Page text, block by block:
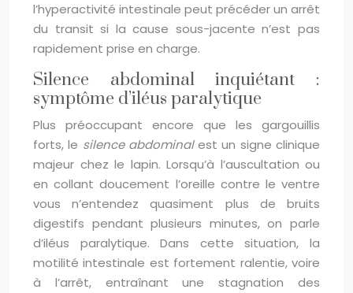
l’hyperactivité intestinale peut précéder un arrêt
du transit si la cause sous-jacente n’est pas
rapidement prise en charge.
Silence abdominal inquiétant :
symptôme d’iléus paralytique
Plus préoccupant encore que les gargouillis
forts, le silence abdominalest un signe clinique
majeur chez le lapin. Lorsqu’à l’auscultation ou
en collant doucement l’oreille contre le ventre
vous n’entendez quasiment plus de bruits
digestifs pendant plusieurs minutes, on parle
d’iléus paralytique. Dans cette situation, la
motilité intestinale est fortement ralentie, voire
à l’arrêt, entraînant une stagnation des